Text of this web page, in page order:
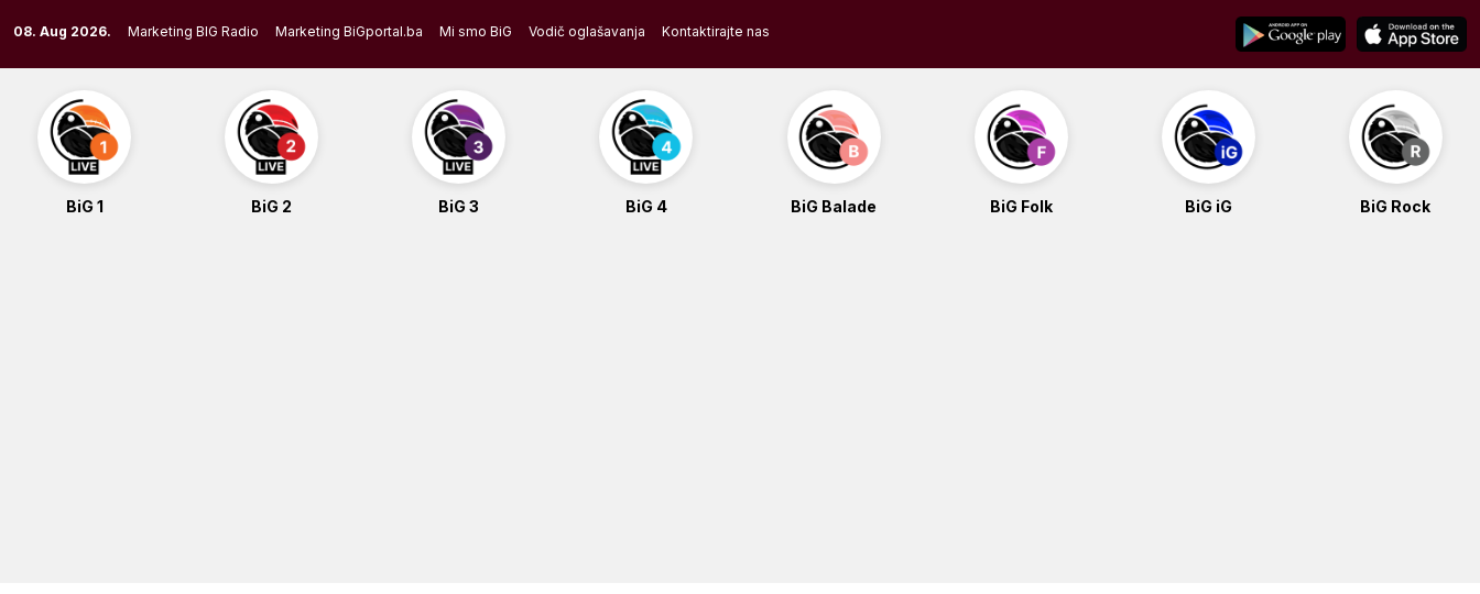
to
content
08. Aug 2026. Marketing BIG Radio Marketing BiGportal.ba Mi smo BiG Vodič oglašavanja Kontaktirajte nas
BiG 1 BiG 2 BiG 3 BiG 4 BiG Balade BiG Folk BiG iG BiG Rock